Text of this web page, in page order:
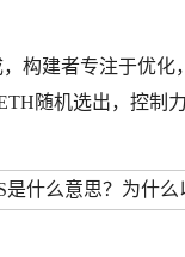
构建者专注于优
随机选出，控制